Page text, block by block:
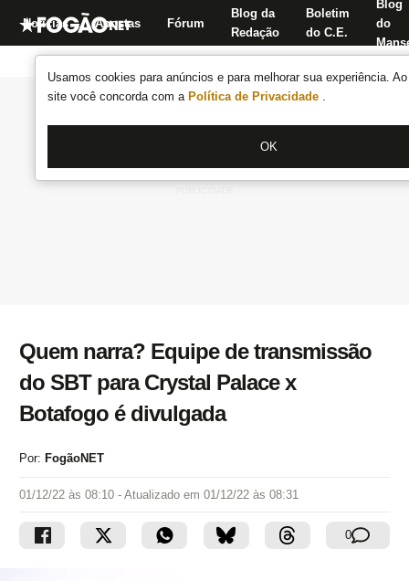
Usamos cookies para anúncios e para melhorar sua experiência.
site você concorda com a Política de Privacidade .
OK
Notícias Apostas Fórum
Blog da
Redação
Boletim
do C.E.
Blog
do
Quem narra? Equipe de transmissão
do SBT para Crystal Palace x
Botafogo é divulgada
Por: FogãoNET
01/12/22 às 08:10 - Atualizado em 01/12/22 às 08:31
0